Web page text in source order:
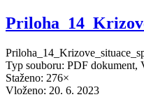
Typ souboru: PDF dokument,
Staženo: 276×
Vloženo: 20. 6. 2023